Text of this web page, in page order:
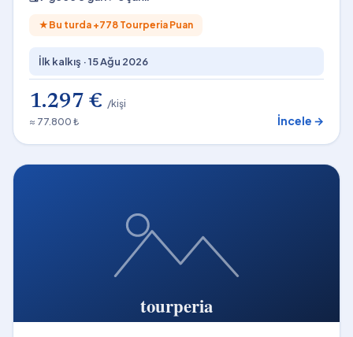
★ Bu turda +778 Tourperia Puan
İlk kalkış ·15 Ağu 2026
1.297 € /kişi
≈ 77.800 ₺
İncele →